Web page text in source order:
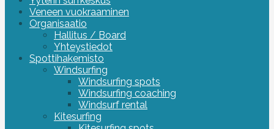
Veneen vuokraaminen
Organisaatio
Hallitus / Board
Yhteystiedot
Spottihakemisto
Windsurfing
Windsurfing spots
Windsurfing coaching
Windsurf rental
Kitesurfing